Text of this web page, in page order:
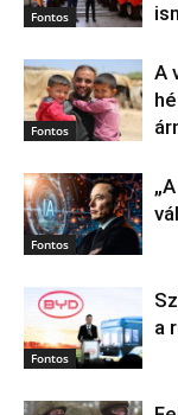
Fontos
Fontos
A
Fontos
Fontos
a